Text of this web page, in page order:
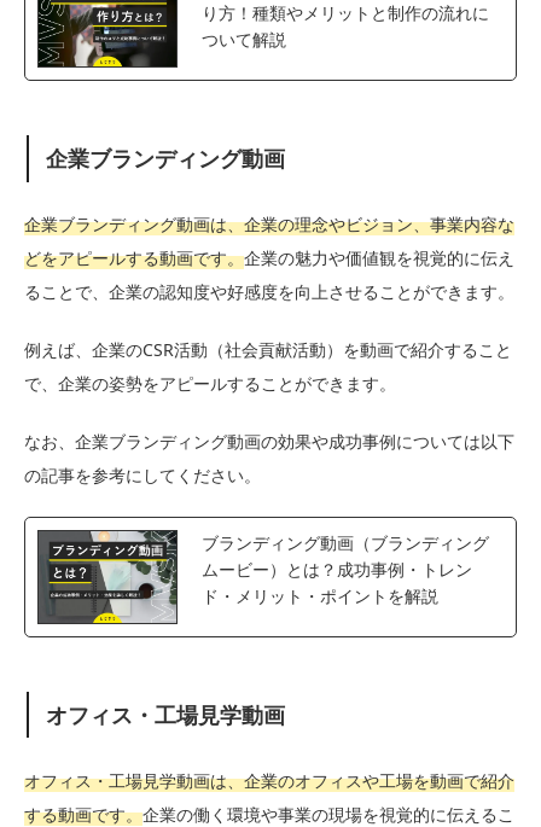
り方！種類やメリットと制作の流れに
ついて解説
企業ブランディング動画
企業ブランディング動画は、企業の理念やビジョン、事業内容な
どをアピールする動画です。企業の魅力や価値観を視覚的に伝え
ることで、企業の認知度や好感度を向上させることができます。
例えば、企業のCSR活動（社会貢献活動）を動画で紹介すること
で、企業の姿勢をアピールすることができます。
なお、企業ブランディング動画の効果や成功事例については以下
の記事を参考にしてください。
ブランディング動画（ブランディング
ムービー）とは？成功事例・トレン
ド・メリット・ポイントを解説
オフィス・工場見学動画
オフィス・工場見学動画は、企業のオフィスや工場を動画で紹介
する動画です。企業の働く環境や事業の現場を視覚的に伝えるこ